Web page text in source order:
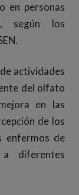
en personas
según los
actividades
del olfato
en las
de los
enfermos de
diferentes